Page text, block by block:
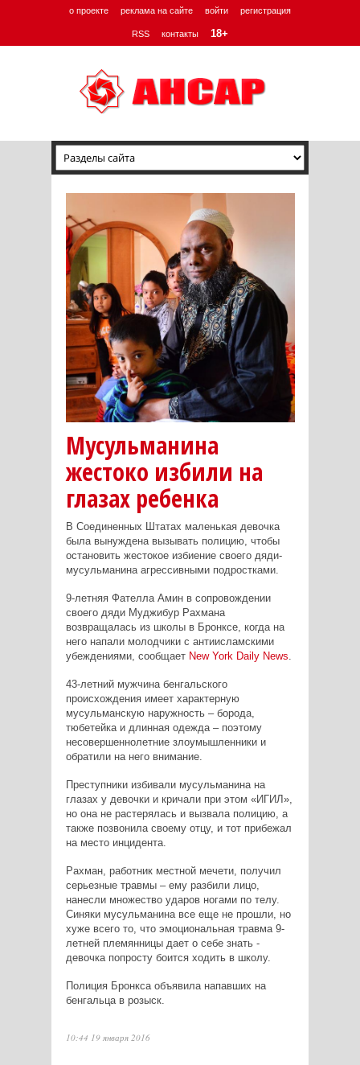
о проекте реклама на сайте войти регистрация
RSS контакты 18+
Мусульманина
жестоко избили на
глазах ребенка
В Соединенных Штатах маленькая девочка
была вынуждена вызывать полицию, чтобы
остановить жестокое избиение своего дяди-
мусульманина агрессивными подростками.
9-летняя Фателла Амин в сопровождении
своего дяди Муджибур Рахмана
возвращалась из школы в Бронксе, когда на
него напали молодчики с антиисламскими
убеждениями, сообщает New York Daily News
43-летний мужчина бенгальского
происхождения имеет характерную
мусульманскую наружность – борода,
тюбетейка и длинная одежда – поэтому
несовершеннолетние злоумышленники и
обратили на него внимание.
Преступники избивали мусульманина на
глазах у девочки и кричали при этом «ИГИЛ»,
но она не растерялась и вызвала полицию, а
также позвонила своему отцу, и тот прибежал
на место инцидента.
Рахман, работник местной мечети, получил
серьезные травмы – ему разбили лицо,
нанесли множество ударов ногами по телу.
Синяки мусульманина все еще не прошли, но
хуже всего то, что эмоциональная травма 9-
летней племянницы дает о себе знать -
девочка попросту боится ходить в школу.
Полиция Бронкса объявила напавших на
бенгальца в розыск.
10:44 19 января 2016